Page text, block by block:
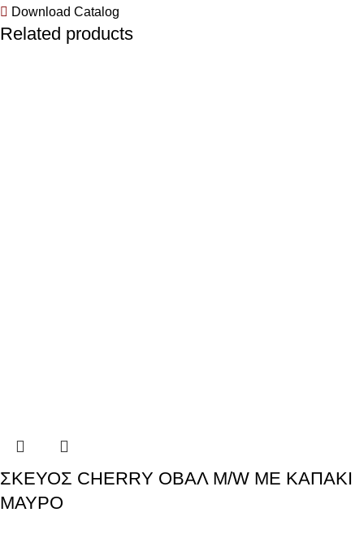
Download Catalog
Related products
ΣΚΕΥΟΣ CHERRY ΟΒΑΛ M/W ΜΕ ΚΑΠΑΚΙ
ΜΑΥΡΟ